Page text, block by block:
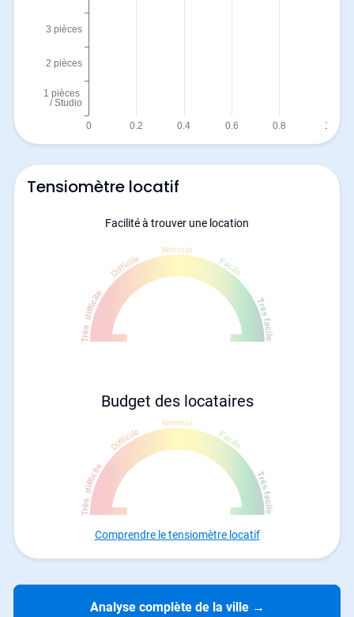
Tensiomètre locatif
Facilité à trouver une location
Budget des locataires
Comprendre le tensiomètre locatif
Analyse complète de la ville →